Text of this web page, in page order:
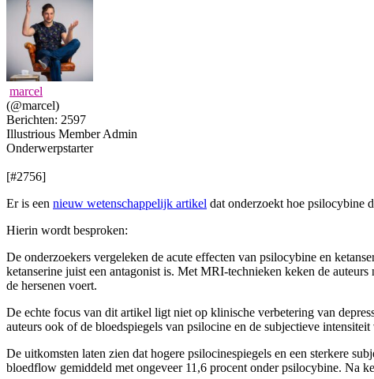
marcel
(@marcel)
Berichten: 2597
Illustrious Member Admin
Onderwerpstarter
[#2756]
Er is een nieuw wetenschappelijk artikel dat onderzoekt hoe psilocybine
Hierin wordt besproken:
De onderzoekers vergeleken de acute effecten van psilocybine en
ketanserine juist een antagonist is. Met MRI-technieken keken de
de hersenen voert.
De echte focus van dit artikel ligt niet op klinische verbetering van
auteurs ook of de bloedspiegels van psilocine en de subjectieve
De uitkomsten laten zien dat hogere psilocinespiegels en een sterkere
bloedflow gemiddeld met ongeveer 11,6 procent onder psilocybine. Na